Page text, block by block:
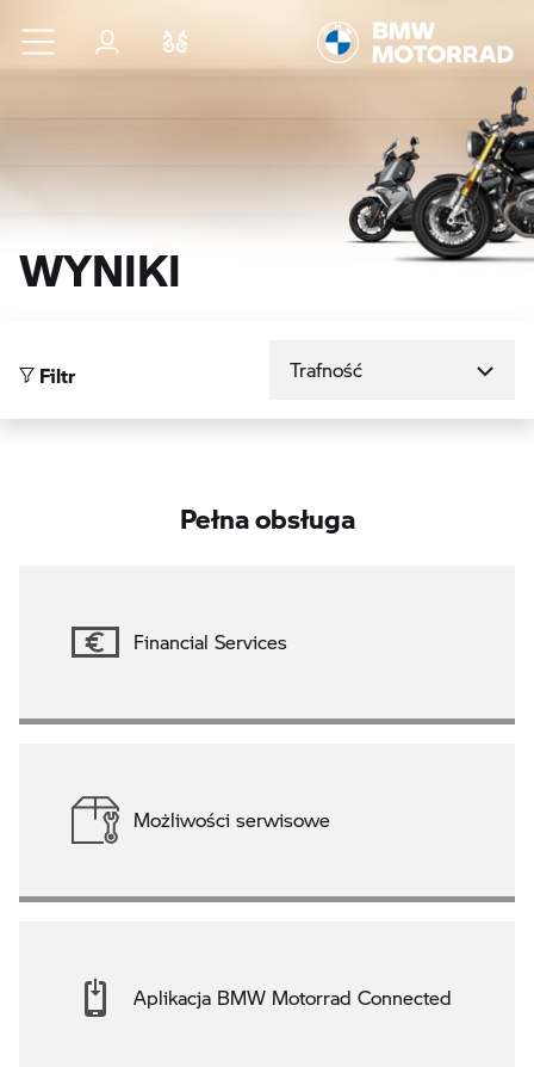
Przejdź do głównej treści
Zaloguj się
WYNIKI
Filtr
Pełna obsługa
Financial Services
Możliwości serwisowe
Aplikacja BMW Motorrad Connected